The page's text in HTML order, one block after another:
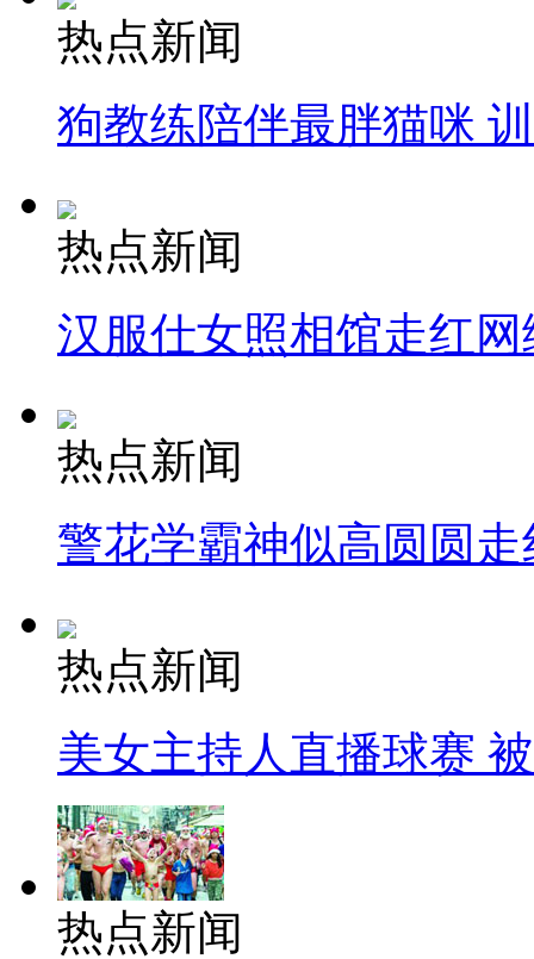
热点新闻
狗教练陪伴最胖猫咪
热点新闻
汉服仕女照相馆走红网
热点新闻
警花学霸神似高圆圆走
热点新闻
美女主持人直播球赛
热点新闻